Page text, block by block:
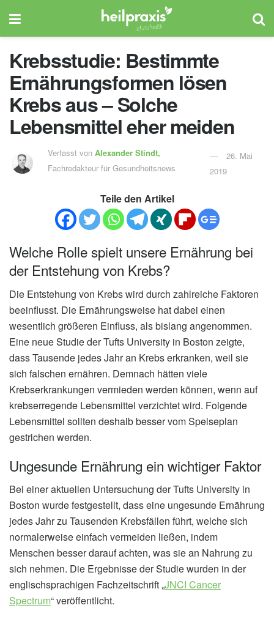
Krebsstudie: Bestimmte
Ernährungsformen lösen
Krebs aus – Solche
Lebensmittel eher meiden
Verfasst vonAlexander Stindt,
Fachredakteur für Gesundheitsnews
26. Mai
2019
Teile den Artikel
Welche Rolle spielt unsere Ernährung bei
der Entstehung von Krebs?
Die Entstehung von Krebs wird durch zahlreiche Faktoren
beeinflusst. Die Ernährungsweise hat dabei einen
wesentlich größeren Einfluss, als bislang angenommen.
Eine neue Studie der Tufts University in Boston zeigte,
dass Tausende jedes Jahr an Krebs erkranken, weil sie
sich falschen ernähren. Demnach hätten viele
Krebserkrankungen vermieden werden können, wenn auf
krebserregende Lebensmittel verzichtet wird. Folgende
Lebensmittel sollten deshalb besser vom Speiseplan
gestrichen werden.
Ungesunde Ernährung ein wichtiger Faktor
Bei einer aktuellen Untersuchung der Tufts University in
Boston wurde festgestellt, dass eine ungesunde Ernährung
jedes Jahr zu Tausenden Krebsfällen führt, welche sich
normalerweise einfach vermeiden ließen, indem
Menschen besser darauf achten, was sie an Nahrung zu
sich nehmen. Die Ergebnisse der Studie wurden in der
englischsprachigen Fachzeitschrift „JNCI Cancer
Spectrum“ veröffentlicht.